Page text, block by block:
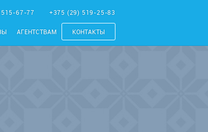
67-77 +375 (29) 519-25-83
АГЕНТСТВАМ КОНТАКТЫ